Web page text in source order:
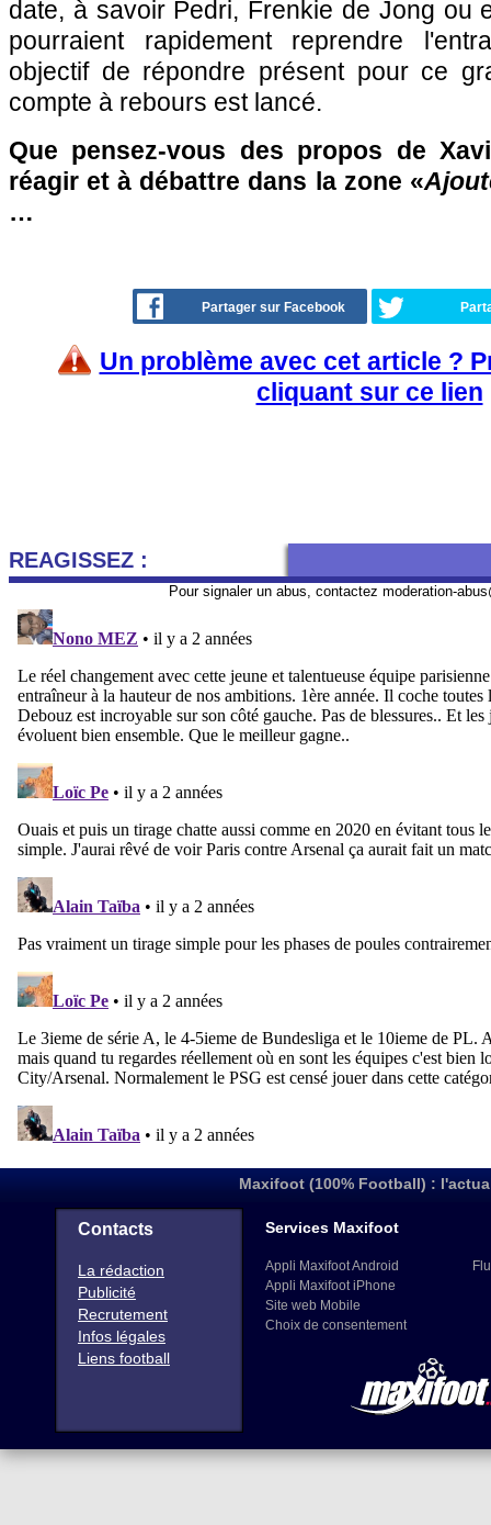
date, à savoir Pedri, Frenkie de Jong ou
pourraient rapidement reprendre
objectif de répondre présent pour ce
compte à rebours est lancé.
Que pensez-vous des propos de
réagir et à débattre dans la zone «
…
Partager sur Facebook
Un problème avec cet article ?
cliquant sur ce lien
REAGISSEZ :
Pour signaler un abus, contactez moderation-
Maxifoot (100% Football) :
Contacts
La rédaction
Publicité
Recrutement
Infos légales
Liens football
Services Maxifoot
Appli Maxifoot Android
Appli Maxifoot iPhone
Site web Mobile
Choix de consentement